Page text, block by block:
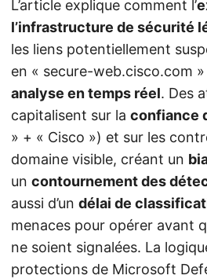
L’article explique comment l’
l’infrastructure de sécurité
les liens potentiellement
en « secure-web.cisco.com
analyse en temps réel. Des
capitalisent sur la confiance
» + « Cisco ») et sur les
domaine visible, créant un
un contournement des
aussi d’un délai de
menaces pour opérer avant
ne soient signalées. La
protections de Microsoft